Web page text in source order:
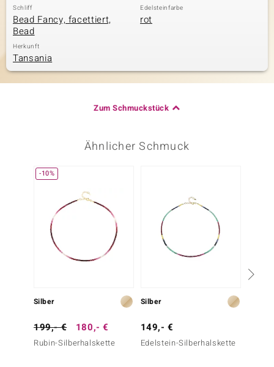
Schliff
Bead Fancy, facettiert,
Bead
Edelsteinfarbe
rot
Herkunft
Tansania
Zum Schmuckstück
Ähnlicher Schmuck
-10%
Silber
199,- € 180,- €
Rubin-Silberhalskette
Silber
149,- €
Edelstein-Silberhalskette